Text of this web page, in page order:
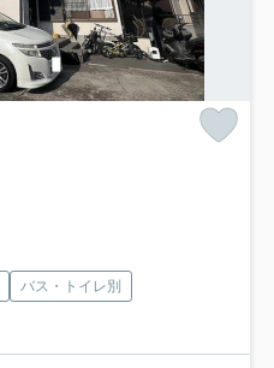
バス・トイレ別